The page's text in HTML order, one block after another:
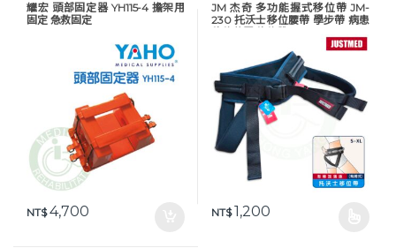
耀宏 頭部固定器 YH115-4 擔架用
固定 急救固定
NT$4,700
JM 杰奇 多功能握式移位帶 JM-
230 托沃士移位腰帶 學步帶 病患
NT$1,200